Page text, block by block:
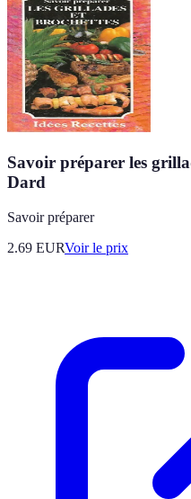
Savoir préparer les
Dard
Savoir préparer
2.69 EURVoir le prix